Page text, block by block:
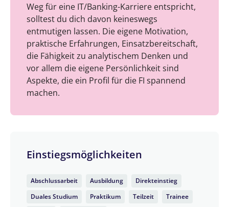
Weg für eine IT/Banking-Karriere entspricht,
solltest du dich davon keineswegs
entmutigen lassen. Die eigene Motivation,
praktische Erfahrungen, Einsatzbereitschaft,
die Fähigkeit zu analytischem Denken und
vor allem die eigene Persönlichkeit sind
Aspekte, die ein Profil für die FI spannend
machen.
Einstiegsmöglichkeiten
Abschlussarbeit Ausbildung
Direkteinstieg
Duales Studium
Praktikum Teilzeit
Trainee